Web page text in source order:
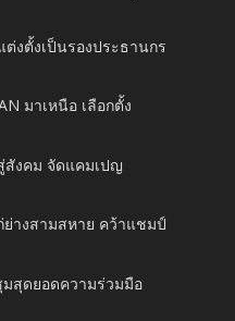
งตั้งเป็นรองประธานกร
มาเหนือ เลือกตั้ง
สังคม จัดแคมเปญ
ย่างสามสหาย คว้าแชมป์
มสุดยอดความร่วมมือ